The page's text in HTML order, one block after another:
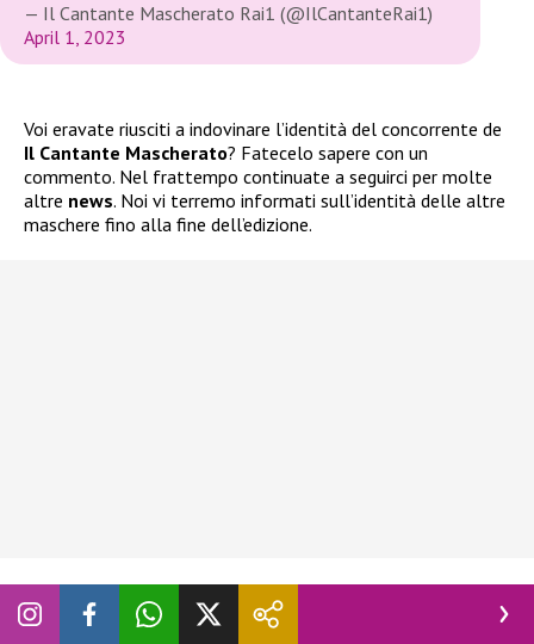
— Il Cantante Mascherato Rai1 (@IlCantanteRai1)
April 1, 2023
Voi eravate riusciti a indovinare l’identità del concorrente de
Il Cantante Mascherato? Fatecelo sapere con un
commento. Nel frattempo continuate a seguirci per molte
altre news. Noi vi terremo informati sull’identità delle altre
maschere fino alla fine dell’edizione.